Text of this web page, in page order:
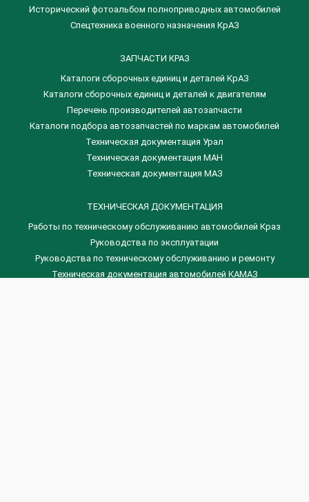
Исторический фотоальбом полноприводных автомобилей
Спецтехника военного назначения КрАЗ
ЗАПЧАСТИ КРАЗ
Каталоги сборочных единиц и деталей КрАЗ
​Каталоги сборочных единиц и деталей к двигателям
Перечень производителей автозапчасти
Каталоги подбора автозапчастей по маркам автомобилей
Техническая документация Урал
Техническая документация МАН
Техническая документация МАЗ
ТЕХНИЧЕСКАЯ ДОКУМЕНТАЦИЯ
Работы по техническому обслуживанию автомобилей Краз
Руководства по эксплуатации
Руководства по техническому обслуживанию и ремонту
Техническая документация автомобилей КАМАЗ